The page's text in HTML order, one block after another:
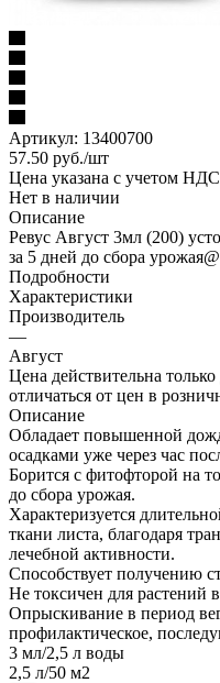
Артикул: 13400700
57.50 руб./шт
Цена указана с учетом
Нет в наличии
Описание
Ревус Август 3мл (200)
за 5 дней до сбора урожая@
Подробности
Характеристики
Производитель
—
Август
Цена действительна
отличаться от цен в
Описание
Обладает повышенной
осадками уже через час
Борится с фитофторой на
до сбора урожая.
Характеризуется
ткани листа, благодаря
лечебной активности.
Способствует получению
Не токсичен для растений
Опрыскивание в период
профилактическое,
3 мл/2,5 л воды
2,5 л/50 м2